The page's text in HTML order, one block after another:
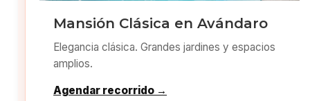
Mansión Clásica en Avándaro
Elegancia clásica. Grandes jardines y espacios
amplios.
Agendar recorrido →